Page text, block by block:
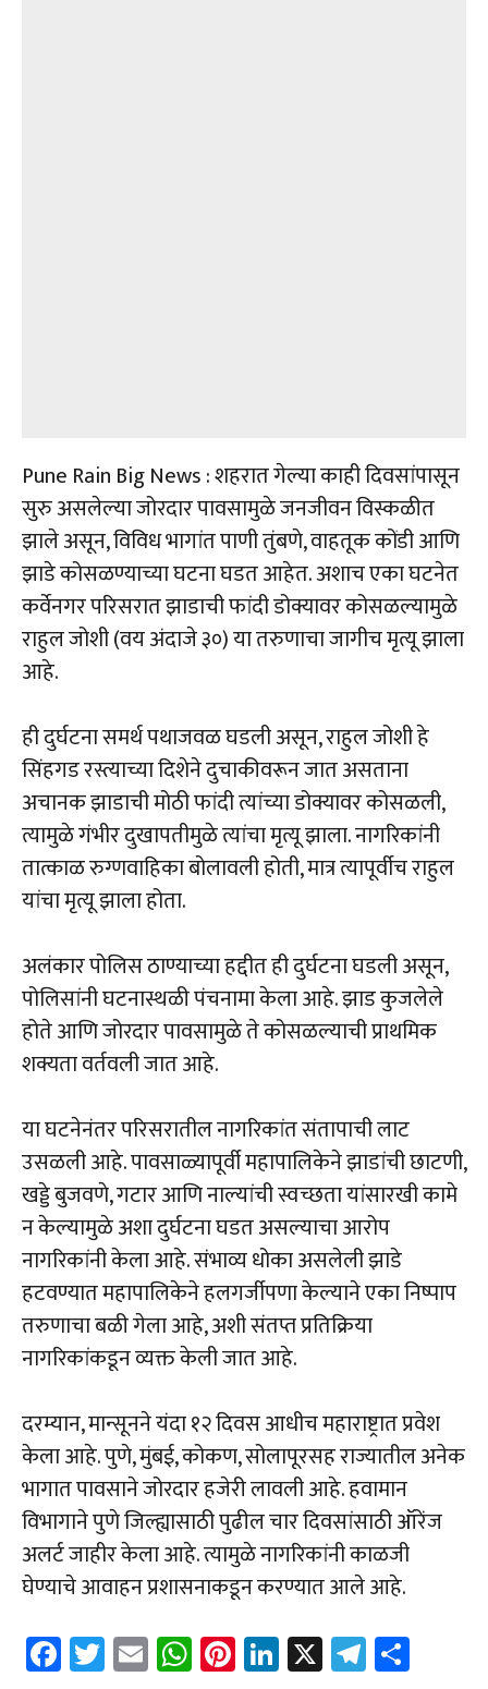
Pune Rain Big News : शहरात गेल्या काही दिवसांपासून
सुरु असलेल्या जोरदार पावसामुळे जनजीवन विस्कळीत
झाले असून, विविध भागांत पाणी तुंबणे, वाहतूक कोंडी आणि
झाडे कोसळण्याच्या घटना घडत आहेत. अशाच एका घटनेत
कर्वेनगर परिसरात झाडाची फांदी डोक्यावर कोसळल्यामुळे
राहुल जोशी (वय अंदाजे ३०) या तरुणाचा जागीच मृत्यू झाला
आहे.
ही दुर्घटना समर्थ पथाजवळ घडली असून, राहुल जोशी हे
सिंहगड रस्त्याच्या दिशेने दुचाकीवरून जात असताना
अचानक झाडाची मोठी फांदी त्यांच्या डोक्यावर कोसळली,
त्यामुळे गंभीर दुखापतीमुळे त्यांचा मृत्यू झाला. नागरिकांनी
तात्काळ रुग्णवाहिका बोलावली होती, मात्र त्यापूर्वीच राहुल
यांचा मृत्यू झाला होता.
अलंकार पोलिस ठाण्याच्या हद्दीत ही दुर्घटना घडली असून,
पोलिसांनी घटनास्थळी पंचनामा केला आहे. झाड कुजलेले
होते आणि जोरदार पावसामुळे ते कोसळल्याची प्राथमिक
शक्यता वर्तवली जात आहे.
या घटनेनंतर परिसरातील नागरिकांत संतापाची लाट
उसळली आहे. पावसाळ्यापूर्वी महापालिकेने झाडांची छाटणी,
खड्डे बुजवणे, गटार आणि नाल्यांची स्वच्छता यांसारखी कामे
न केल्यामुळे अशा दुर्घटना घडत असल्याचा आरोप
नागरिकांनी केला आहे. संभाव्य धोका असलेली झाडे
हटवण्यात महापालिकेने हलगर्जीपणा केल्याने एका निष्पाप
तरुणाचा बळी गेला आहे, अशी संतप्त प्रतिक्रिया
नागरिकांकडून व्यक्त केली जात आहे.
दरम्यान, मान्सूनने यंदा १२ दिवस आधीच महाराष्ट्रात प्रवेश
केला आहे. पुणे, मुंबई, कोकण, सोलापूरसह राज्यातील अनेक
भागात पावसाने जोरदार हजेरी लावली आहे. हवामान
विभागाने पुणे जिल्ह्यासाठी पुढील चार दिवसांसाठी ऑरेंज
अलर्ट जाहीर केला आहे. त्यामुळे नागरिकांनी काळजी
घेण्याचे आवाहन प्रशासनाकडून करण्यात आले आहे.
Fa T E W Pi Li X Te